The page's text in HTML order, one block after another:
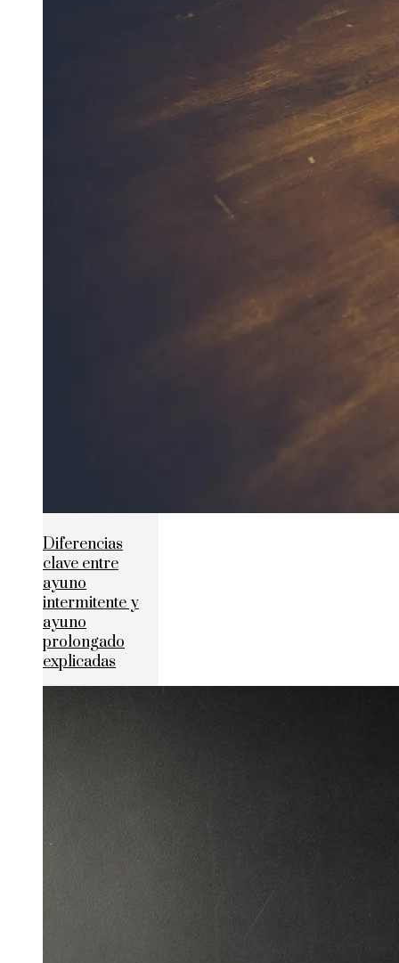
Diferencias
clave entre
ayuno
intermitente y
ayuno
prolongado
explicadas